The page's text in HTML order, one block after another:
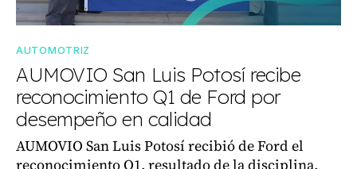
AUTOMOTRIZ
AUMOVIO San Luis Potosí recibe
reconocimiento Q1 de Ford por
desempeño en calidad
AUMOVIO San Luis Potosí recibió de Ford el
reconocimiento Q1, resultado de la disciplina,